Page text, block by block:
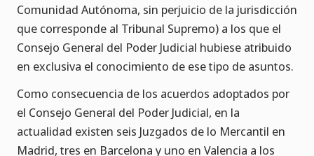
Comunidad Autónoma, sin perjuicio de la jurisdicción
que corresponde al Tribunal Supremo) a los que el
Consejo General del Poder Judicial hubiese atribuido
en exclusiva el conocimiento de ese tipo de asuntos.
Como consecuencia de los acuerdos adoptados por
el Consejo General del Poder Judicial, en la
actualidad existen seis Juzgados de lo Mercantil en
Madrid, tres en Barcelona y uno en Valencia a los